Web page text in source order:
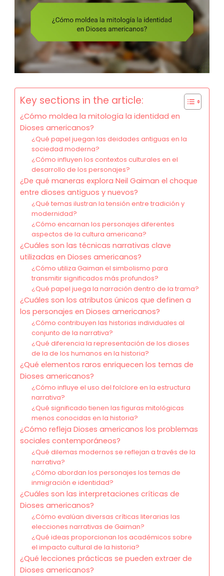
Key sections in the article:
¿Cómo moldea la mitología la identidad en
Dioses americanos?
¿Qué papel juegan las deidades antiguas en la
sociedad moderna?
¿Cómo influyen los contextos culturales en el
desarrollo de los personajes?
¿De qué maneras explora Neil Gaiman el choque
entre dioses antiguos y nuevos?
¿Qué temas ilustran la tensión entre tradición y
modernidad?
¿Cómo encarnan los personajes diferentes
aspectos de la cultura americana?
¿Cuáles son las técnicas narrativas clave
utilizadas en Dioses americanos?
¿Cómo utiliza Gaiman el simbolismo para
transmitir significados más profundos?
¿Qué papel juega la narración dentro de la trama?
¿Cuáles son los atributos únicos que definen a
los personajes en Dioses americanos?
¿Cómo contribuyen las historias individuales al
conjunto de la narrativa?
¿Qué diferencia la representación de los dioses
de la de los humanos en la historia?
¿Qué elementos raros enriquecen los temas de
Dioses americanos?
¿Cómo influye el uso del folclore en la estructura
narrativa?
¿Qué significado tienen las figuras mitológicas
menos conocidas en la historia?
¿Cómo refleja Dioses americanos los problemas
sociales contemporáneos?
¿Qué dilemas modernos se reflejan a través de la
narrativa?
¿Cómo abordan los personajes los temas de
inmigración e identidad?
¿Cuáles son las interpretaciones críticas de
Dioses americanos?
¿Cómo evalúan diversas críticas literarias las
elecciones narrativas de Gaiman?
¿Qué ideas proporcionan los académicos sobre
el impacto cultural de la historia?
¿Qué lecciones prácticas se pueden extraer de
Dioses americanos?